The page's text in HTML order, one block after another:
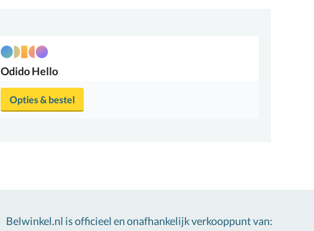
OdidoHello
Opties & bestel
Belwinkel.nl is officieel en onafhankelijk verkooppunt van: